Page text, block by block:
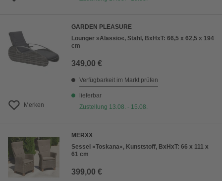
Merken
GARDEN PLEASURE
Lounger »Alassio«, Stahl, BxHxT: 66,5 x 62,5 x 194
cm
349,00 €
Verfügbarkeit im Markt prüfen
lieferbar
Zustellung 13.08. - 15.08.
MERXX
Sessel »Toskana«, Kunststoff, BxHxT: 66 x 111 x
61 cm
399,00 €